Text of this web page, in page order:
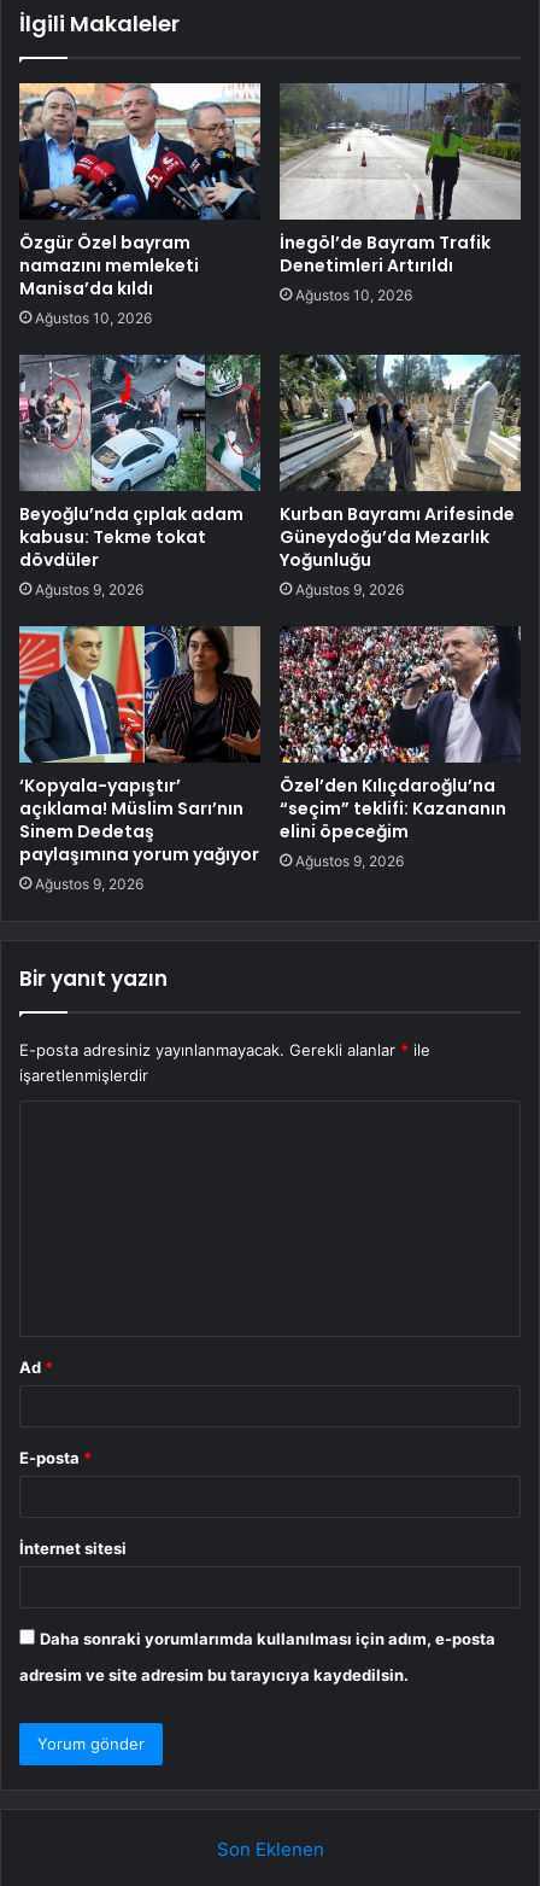
İlgili Makaleler
Özgür Özel bayram
namazını memleketi
Manisa’da kıldı
Ağustos 10, 2026
İnegöl’de Bayram Trafik
Denetimleri Artırıldı
Ağustos 10, 2026
Beyoğlu’nda çıplak adam
kabusu: Tekme tokat
dövdüler
Ağustos 9, 2026
Kurban Bayramı Arifesinde
Güneydoğu’da Mezarlık
Yoğunluğu
Ağustos 9, 2026
‘Kopyala-yapıştır’
açıklama! Müslim Sarı’nın
Sinem Dedetaş
paylaşımına yorum yağıyor
Ağustos 9, 2026
Özel’den Kılıçdaroğlu’na
“seçim” teklifi: Kazananın
elini öpeceğim
Ağustos 9, 2026
Bir yanıt yazın
E-posta adresiniz yayınlanmayacak. Gerekli alanlar * ile
işaretlenmişlerdir
Ad *
E-posta *
İnternet sitesi
Daha sonraki yorumlarımda kullanılması için adım, e-posta
adresim ve site adresim bu tarayıcıya kaydedilsin.
Son Eklenen